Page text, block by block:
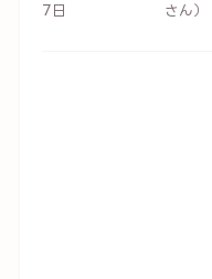
7日
さん）